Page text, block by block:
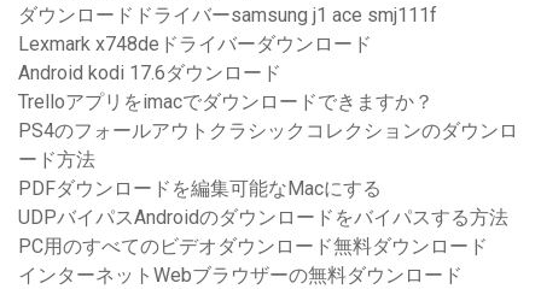
ダウンロードドライバーsamsung j1 ace smj111f
Lexmark x748deドライバーダウンロード
Android kodi 17.6ダウンロード
Trelloアプリをimacでダウンロードできますか？
PS4のフォールアウトクラシックコレクションのダウンロ
ード方法
PDFダウンロードを編集可能なMacにする
UDPバイパスAndroidのダウンロードをバイパスする方法
PC用のすべてのビデオダウンロード無料ダウンロード
インターネットWebブラウザーの無料ダウンロード